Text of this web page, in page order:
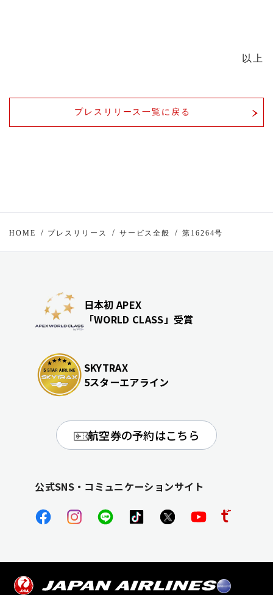
以上
プレスリリース一覧に戻る
HOME プレスリリース サービス全般 第16264号
日本初 APEX
「WORLD CLASS」受賞
SKYTRAX
5スターエアライン
航空券の予約はこちら
公式SNS・コミュニケーションサイト